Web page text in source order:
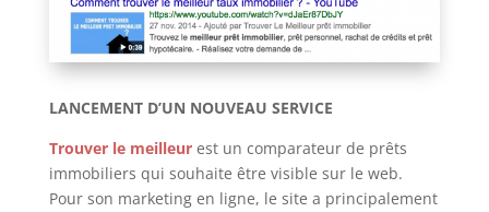
LANCEMENT D’UN NOUVEAU SERVICE
Trouver le meilleur est un comparateur de prêts
immobiliers qui souhaite être visible sur le web.
Pour son marketing en ligne, le site a principalement